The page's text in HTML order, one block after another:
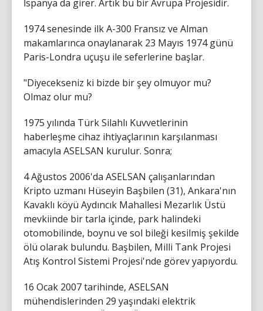
İspanya da girer. Artık bu bir Avrupa Projesidir.
1974 senesinde ilk A-300 Fransız ve Alman
makamlarınca onaylanarak 23 Mayıs 1974 günü
Paris-Londra uçuşu ile seferlerine başlar.
"Diyecekseniz ki bizde bir şey olmuyor mu?
Olmaz olur mu?
1975 yılında Türk Silahlı Kuvvetlerinin
haberleşme cihaz ihtiyaçlarının karşılanması
amacıyla ASELSAN kurulur. Sonra;
4 Ağustos 2006'da ASELSAN çalışanlarından
Kripto uzmanı Hüseyin Başbilen (31), Ankara'nın
Kavaklı köyü Aydıncık Mahallesi Mezarlık Üstü
mevkiinde bir tarla içinde, park halindeki
otomobilinde, boynu ve sol bileği kesilmiş şekilde
ölü olarak bulundu. Başbilen, Milli Tank Projesi
Atış Kontrol Sistemi Projesi'nde görev yapıyordu.
16 Ocak 2007 tarihinde, ASELSAN
mühendislerinden 29 yaşındaki elektrik